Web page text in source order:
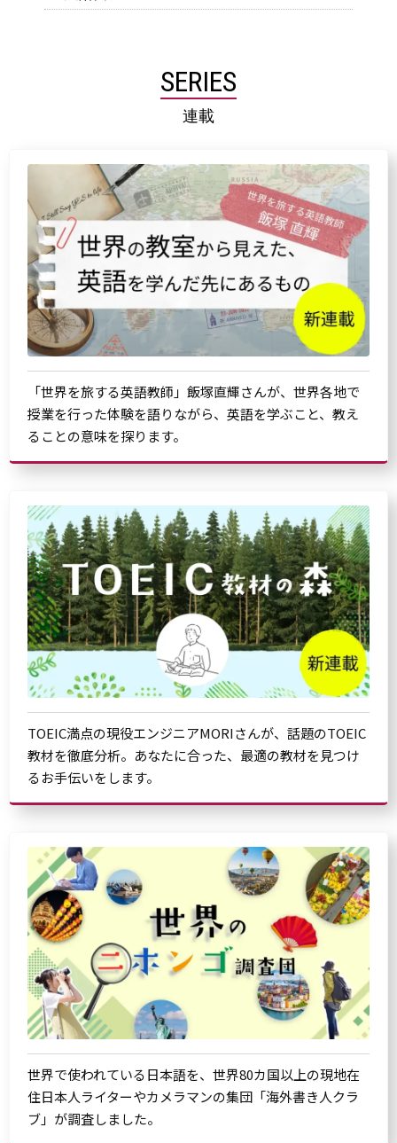
SERIES
連載
「世界を旅する英語教師」飯塚直輝さんが、世界各地で
授業を行った体験を語りながら、英語を学ぶこと、教え
ることの意味を探ります。
TOEIC満点の現役エンジニアMORIさんが、話題のTOEIC
教材を徹底分析。あなたに合った、最適の教材を見つけ
るお手伝いをします。
世界で使われている日本語を、世界80カ国以上の現地在
住日本人ライターやカメラマンの集団「海外書き人クラ
ブ」が調査しました。